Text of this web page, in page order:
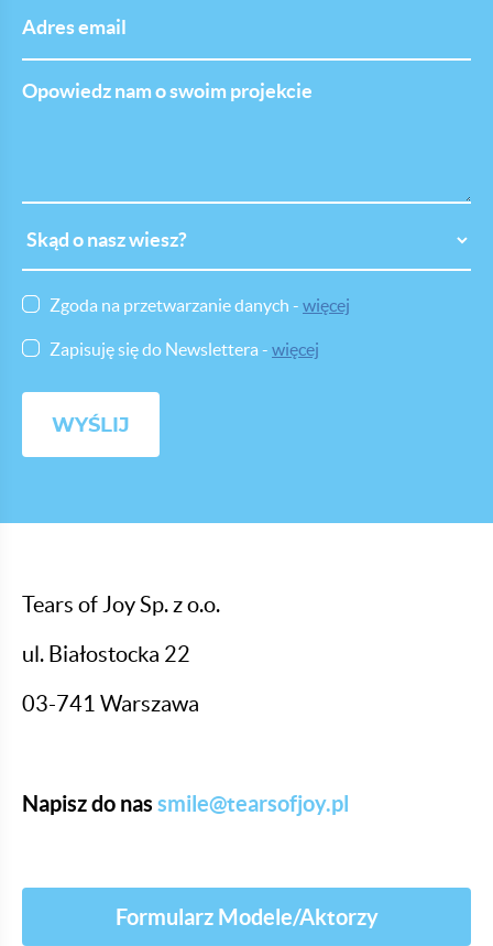
email
nam
o
nasz
wieszZgoda na przetwarzanie danych - więcej
Zapisuję się do Newslettera - więcej
Tears of Joy Sp. z o.o.
ul. Białostocka 22
03-741 Warszawa
Napisz do nas smile@tearsofjoy.pl
Formularz Modele/Aktorzy